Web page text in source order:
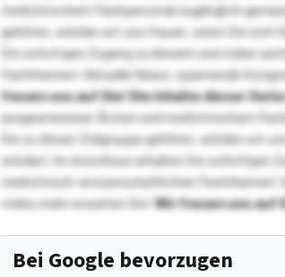
medizinischem Fachpersonal zugänglich
gehören, würden wir uns freuen, wenn Sie
Sie sofortigen Zugang zu diesem und vielen
Fachthemen! Aktuelle News, spannende
freuen uns auf Sie!Die Inhalte dieser
ausgewiesenen Ärzten und medizinischem
Sie zu dieser Zielgruppe gehören, würden wir
würden! Im Anschluss erhalten Sie sofortigen
medizinisch-wissenschaftlichen Fachthemen!
vieles mehr erwarten Sie!Wir freuen uns auf
Bei Google bevorzugen